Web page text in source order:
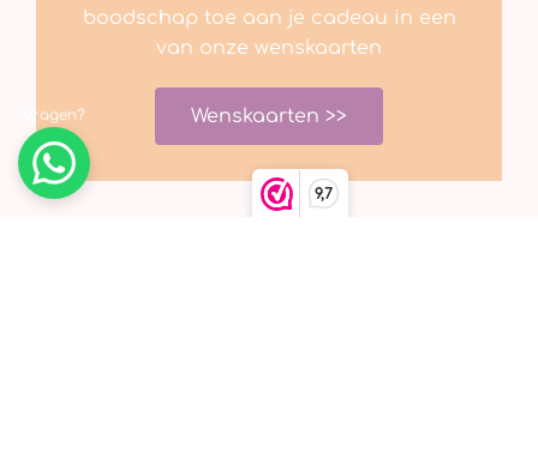
9,7
boodschap toe aan je cadeau in een
van onze wenskaarten
Wenskaarten >>
Vragen?